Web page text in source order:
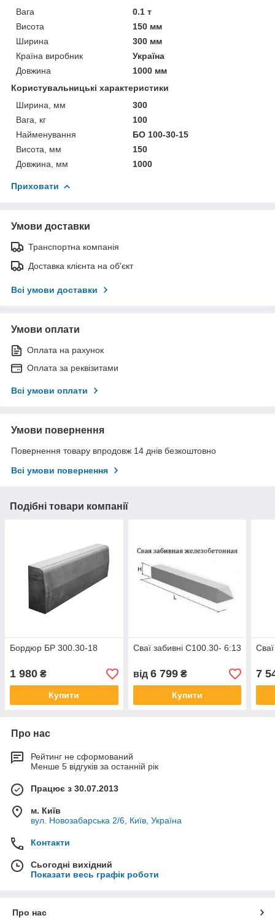
Вага
0.1 т
Висота
150 мм
Ширина
300 мм
Країна виробник
Україна
Довжина
1000 мм
Користувальницькі характеристики
Ширина, мм
300
Вага, кг
100
Найменування
БО 100-30-15
Висота, мм
150
Довжина, мм
1000
Приховати
Умови доставки
Транспортна компанія
Доставка клієнта на об'єкт
Всі умови доставки
Умови оплати
Оплата на рахунок
Оплата за реквізитами
Всі умови оплати
Умови повернення
Повернення товару впродовж 14 днів безкоштовно
Всі умови повернення
Подібні товари компанії
Бордюр БР 300.30-18
1 980 ₴
Купити
Сваї забивні С100.30- 6:13
від 6 799₴
Купити
7
Про нас
Рейтинг не сформований
Менше 5 відгуків за останній рік
Працює з 30.07.2013
м. Київ
вул. Новозабарська 2/6, Київ, Україна
Контакти
Сьогодні вихідний
Показати весь графік роботи
Про нас